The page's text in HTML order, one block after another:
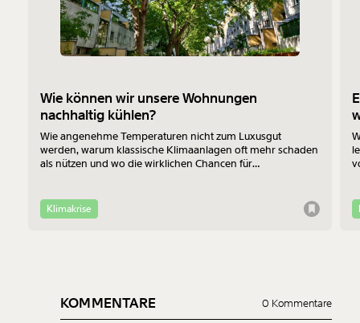
Wie können wir unsere Wohnungen
nachhaltig kühlen?
Wie angenehme Temperaturen nicht zum Luxusgut
werden, warum klassische Klimaanlagen oft mehr schaden
als nützen und wo die wirklichen Chancen für
Klimakrise
KOMMENTARE 0 Kommentare